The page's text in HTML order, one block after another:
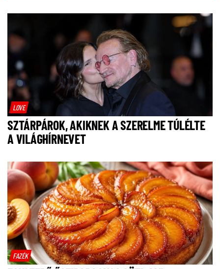
LOVE
SZTÁRPÁROK, AKIKNEK A SZERELME TÚLÉLTE
A VILÁGHÍRNEVET
FAZÉK